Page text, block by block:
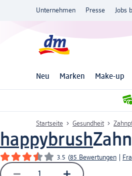
Unternehmen Presse Jobs
Neu Marken Make-up
Startseite Gesundheit
happybrush
3.5 (85 Bewertungen